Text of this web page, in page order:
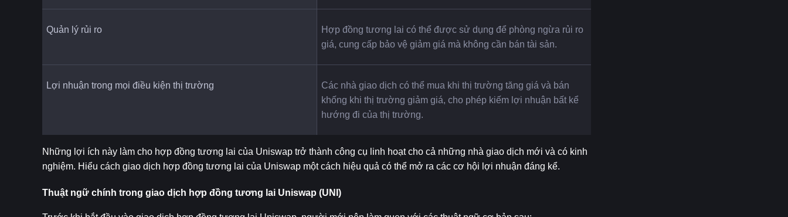
Quản lý rủi ro
Hợp đồng tương lai có thể được sử dụng để phòng ngừa rủi ro
giá, cung cấp bảo vệ giảm giá mà không cần bán tài sản.
Lợi nhuận trong mọi điều kiện thị trường
Các nhà giao dịch có thể mua khi thị trường tăng giá và bán
khống khi thị trường giảm giá, cho phép kiếm lợi nhuận bất kể
hướng đi của thị trường.
Những lợi ích này làm cho hợp đồng tương lai của Uniswap trở thành công cụ linh hoạt cho cả những nhà giao dịch mới và có kinh
nghiệm. Hiểu cách giao dịch hợp đồng tương lai của Uniswap một cách hiệu quả có thể mở ra các cơ hội lợi nhuận đáng kể.
Thuật ngữ chính trong giao dịch hợp đồng tương lai Uniswap (UNI)